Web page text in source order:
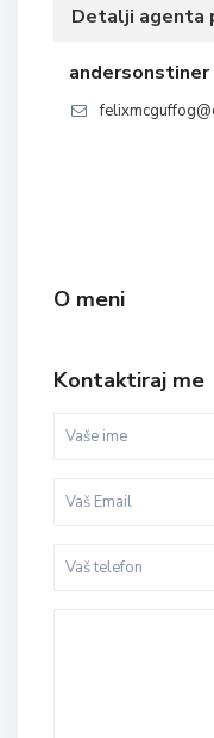
Detalji agenta
andersonstiner
O meni
Kontaktiraj me